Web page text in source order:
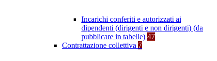
Incarichi conferiti e autorizzati ai
dipendenti (dirigenti e non dirigenti) (da
pubblicare in tabelle) 47
Contrattazione collettiva 7